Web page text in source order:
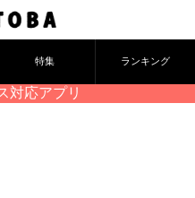
特集 ランキング
対応アプリ